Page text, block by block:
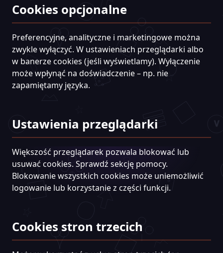
Cookies opcjonalne
Preferencyjne, analityczne i marketingowe można
zwykle wyłączyć. W ustawieniach przeglądarki albo
w banerze cookies (jeśli wyświetlamy). Wyłączenie
może wpłynąć na doświadczenie – np. nie
zapamiętamy języka.
Ustawienia przeglądarki
Większość przeglądarek pozwala blokować lub
usuwać cookies. Sprawdź sekcję pomocy.
Blokowanie wszystkich cookies może uniemożliwić
logowanie lub korzystanie z części funkcji.
Cookies stron trzecich